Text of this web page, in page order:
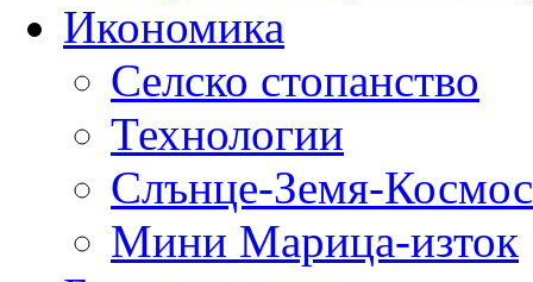
Икономика
Селско стопанство
Технологии
Слънце-Земя-Космос
Мини Марица-изток